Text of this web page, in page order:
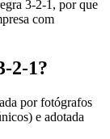
3-2-1, por que
com
2-1?
por fotógrafos
e adotada